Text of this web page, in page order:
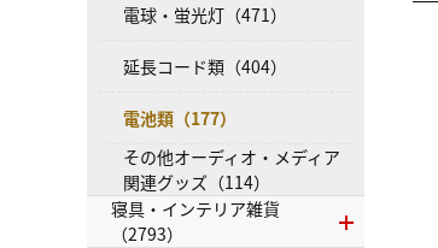
電球・蛍光灯（471）
延長コード類（404）
電池類（177）
その他オーディオ・メディア
関連グッズ（114）
寝具・インテリア雑貨
（2793）